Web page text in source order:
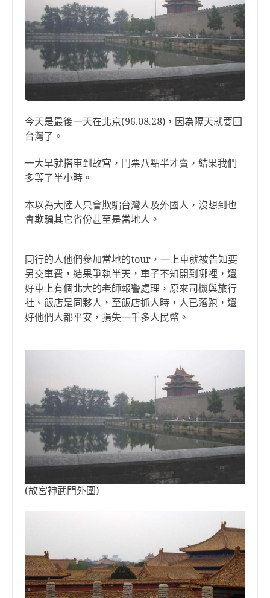
今天是最後一天在北京(96.08.28)，因為隔天就要回
台灣了。
一大早就搭車到故宮，門票八點半才賣，結果我們
多等了半小時。
本以為大陸人只會欺騙台灣人及外國人，沒想到也
會欺騙其它省份甚至是當地人。
同行的人他們參加當地的tour，一上車就被告知要
另交車費，結果爭執半天，車子不知開到哪裡，還
好車上有個北大的老師報警處理，原來司機與旅行
社、飯店是同夥人，至飯店抓人時，人已落跑，還
好他們人都平安，損失一千多人民幣。
(故宮神武門外圍)